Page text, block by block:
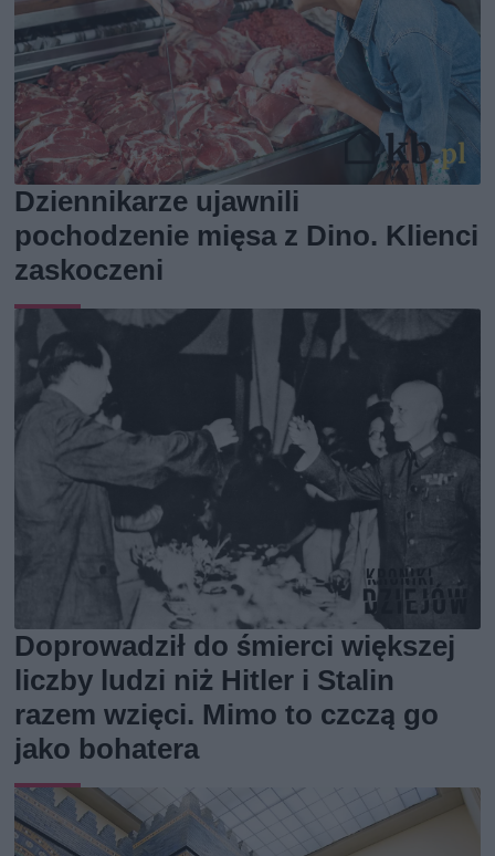
Dziennikarze ujawnili
pochodzenie mięsa z Dino. Klienci
zaskoczeni
Doprowadził do śmierci większej
liczby ludzi niż Hitler i Stalin
razem wzięci. Mimo to czczą go
jako bohatera